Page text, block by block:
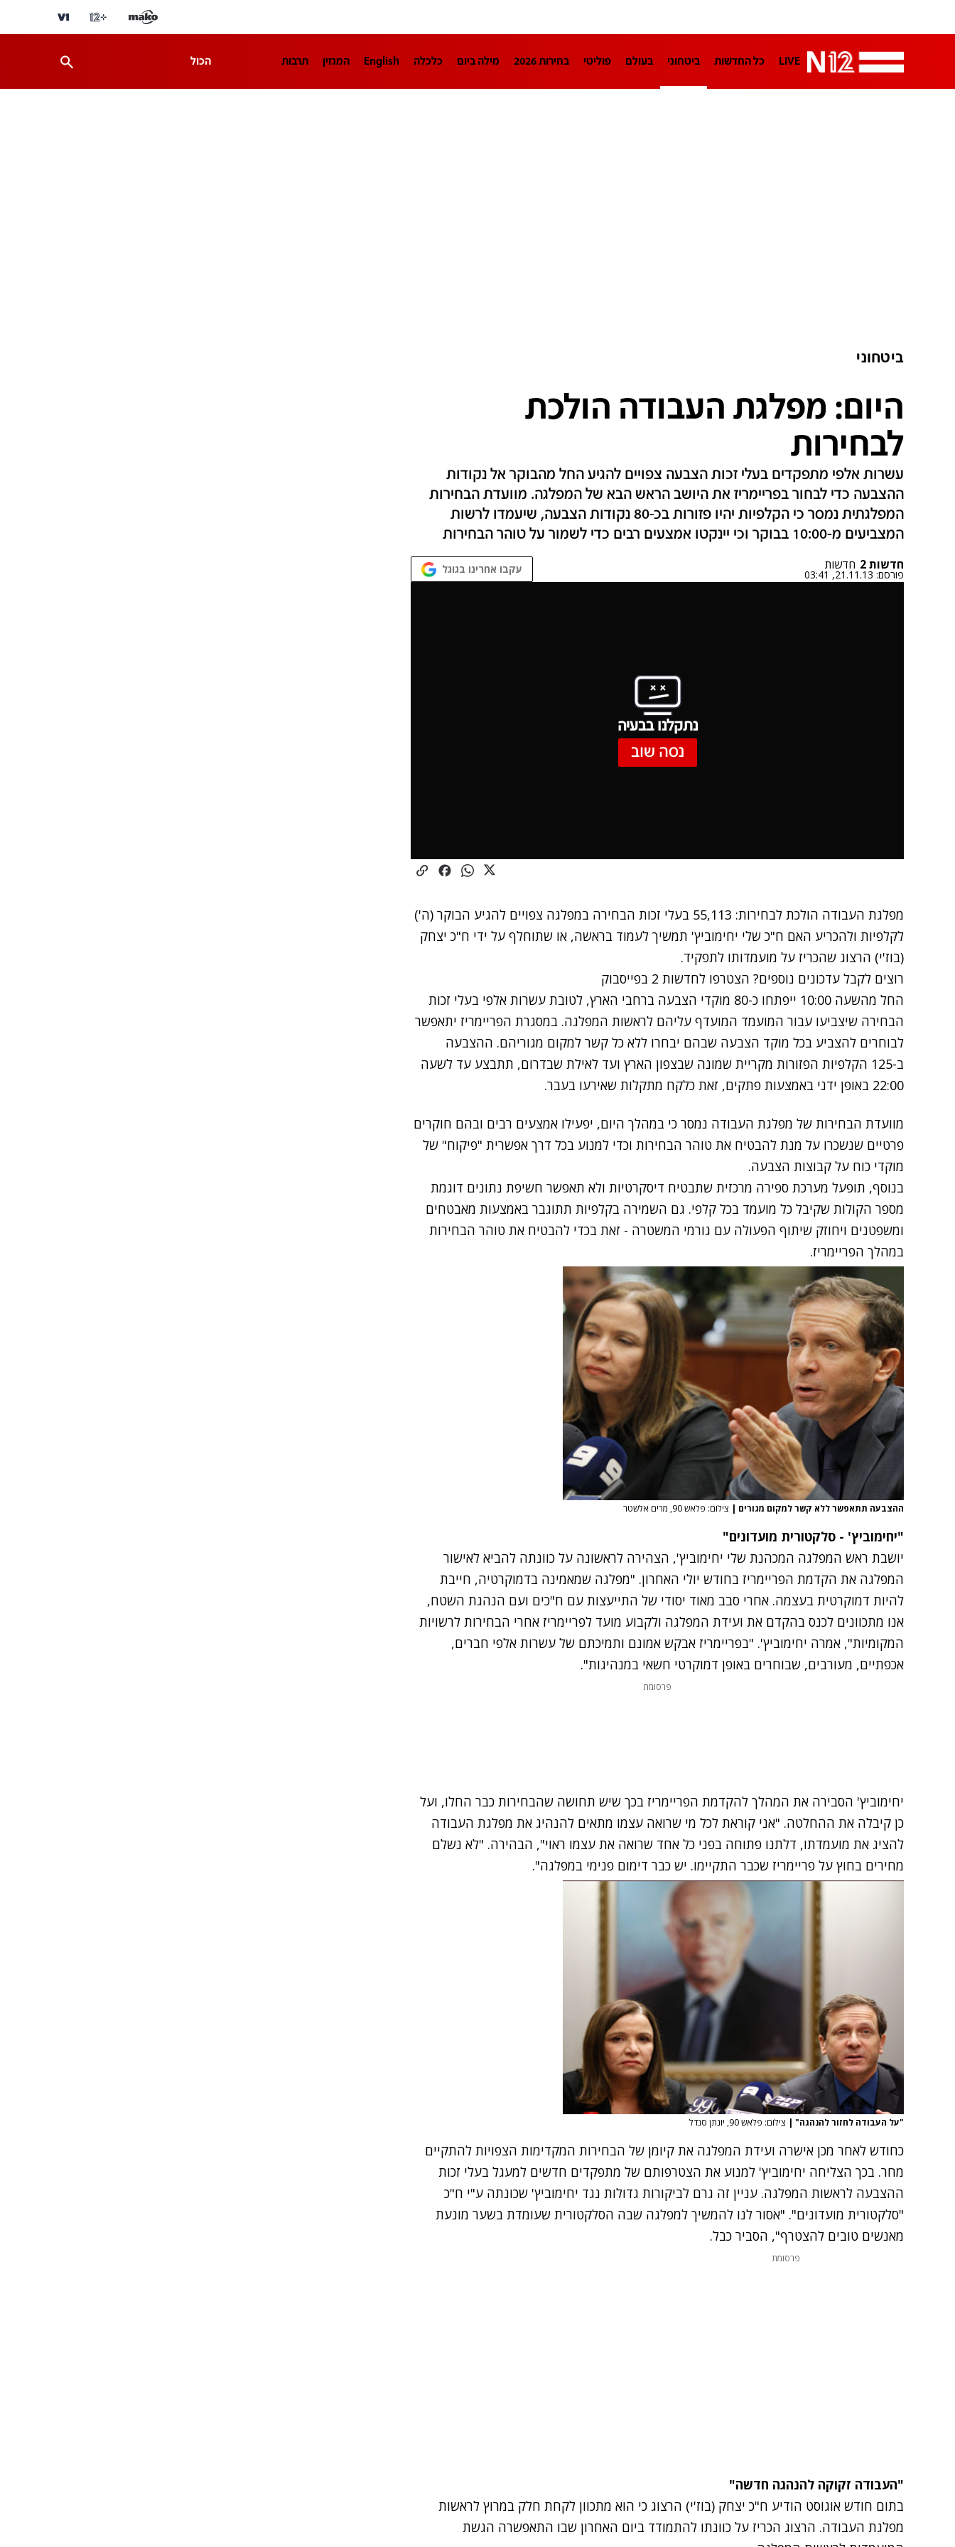
LIVE כל החדשות ביטחוני בעולם פוליטי בחירות 2026 מילה ביום כלכלה English המגזין תרבות הכול
ביטחוני
היום: מפלגת העבודה הולכת
לבחירות
עשרות אלפי מתפקדים בעלי זכות הצבעה צפויים להגיע החל מהבוקר אל נקודות
ההצבעה כדי לבחור בפריימריז את היושב הראש הבא של המפלגה. מוועדת הבחירות
המפלגתית נמסר כי הקלפיות יהיו פזורות בכ-80 נקודות הצבעה, שיעמדו לרשות
המצביעים מ-10:00 בבוקר וכי יינקטו אמצעים רבים כדי לשמור על טוהר הבחירות
חדשות 2 חדשות
פורסם: 21.11.13, 03:41 עקבו אחרינו בגוגל
נתקלנו בבעיה
נסה שוב
מפלגת העבודה הולכת לבחירות: 55,113 בעלי זכות הבחירה במפלגה צפויים להגיע הבוקר (ה')
לקלפיות ולהכריע האם ח"כ שלי יחימוביץ' תמשיך לעמוד בראשה, או שתוחלף על ידי ח"כ יצחק
(בוז'י) הרצוג שהכריז על מועמדותו לתפקיד.
רוצים לקבל עדכונים נוספים? הצטרפו לחדשות 2 בפייסבוק
החל מהשעה 10:00 ייפתחו כ-80 מוקדי הצבעה ברחבי הארץ, לטובת עשרות אלפי בעלי זכות
הבחירה שיצביעו עבור המועמד המועדף עליהם לראשות המפלגה. במסגרת הפריימריז יתאפשר
לבוחרים להצביע בכל מוקד הצבעה שבהם יבחרו ללא כל קשר למקום מגוריהם. ההצבעה
ב-125 הקלפיות הפזורות מקריית שמונה שבצפון הארץ ועד לאילת שבדרום, תתבצע עד לשעה
22:00 באופן ידני באמצעות פתקים, זאת כלקח מתקלות שאירעו בעבר.
מוועדת הבחירות של מפלגת העבודה נמסר כי במהלך היום, יפעילו אמצעים רבים ובהם חוקרים
פרטיים שנשכרו על מנת להבטיח את טוהר הבחירות וכדי למנוע בכל דרך אפשרית "פיקוח" של
מוקדי כוח על קבוצות הצבעה.
בנוסף, תופעל מערכת ספירה מרכזית שתבטיח דיסקרטיות ולא תאפשר חשיפת נתונים דוגמת
מספר הקולות שקיבל כל מועמד בכל קלפי. גם השמירה בקלפיות תתוגבר באמצעות מאבטחים
ומשפטנים ויחוזק שיתוף הפעולה עם גורמי המשטרה - זאת בכדי להבטיח את טוהר הבחירות
במהלך הפריימריז.
ההצבעה תתאפשר ללא קשר למקום מגורים | צילום: פלאש 90, מרים אלשטר
"יחימוביץ' - סלקטורית מועדונים"
יושבת ראש המפלגה המכהנת שלי יחימוביץ', הצהירה לראשונה על כוונתה להביא לאישור
המפלגה את הקדמת הפריימריז בחודש יולי האחרון. "מפלגה שמאמינה בדמוקרטיה, חייבת
להיות דמוקרטית בעצמה. אחרי סבב מאוד יסודי של התייעצות עם ח"כים ועם הנהגת השטח,
אנו מתכוונים לכנס בהקדם את ועידת המפלגה ולקבוע מועד לפריימריז אחרי הבחירות לרשויות
המקומיות", אמרה יחימוביץ'. "בפריימריז אבקש אמונם ותמיכתם של עשרות אלפי חברים,
אכפתיים, מעורבים, שבוחרים באופן דמוקרטי חשאי במנהיגות".
פרסומת
יחימוביץ' הסבירה את המהלך להקדמת הפריימריז בכך שיש תחושה שהבחירות כבר החלו, ועל
כן קיבלה את ההחלטה. "אני קוראת לכל מי שרואה עצמו מתאים להנהיג את מפלגת העבודה
להציג את מועמדתו, דלתנו פתוחה בפני כל אחד שרואה את עצמו ראוי", הבהירה. "לא נשלם
מחירים בחוץ על פריימריז שכבר התקיימו. יש כבר דימום פנימי במפלגה".
"על העבודה לחזור להנהגה" | צילום: פלאש 90, יונתן סנדל
כחודש לאחר מכן אישרה ועידת המפלגה את קיומן של הבחירות המקדימות הצפויות להתקיים
מחר. בכך הצליחה יחימוביץ' למנוע את הצטרפותם של מתפקדים חדשים למעגל בעלי זכות
ההצבעה לראשות המפלגה. עניין זה גרם לביקורות גדולות נגד יחימוביץ' שכונתה ע"י ח"כ
"סלקטורית מועדונים". "אסור לנו להמשיך למפלגה שבה הסלקטורית שעומדת בשער מונעת
מאנשים טובים להצטרף", הסביר כבל.
פרסומת
"העבודה זקוקה להנהגה חדשה"
בתום חודש אוגוסט הודיע ח"כ יצחק (בוז'י) הרצוג כי הוא מתכוון לקחת חלק במרוץ לראשות
מפלגת העבודה. הרצוג הכריז על כוונתו להתמודד ביום האחרון שבו התאפשרה הגשת